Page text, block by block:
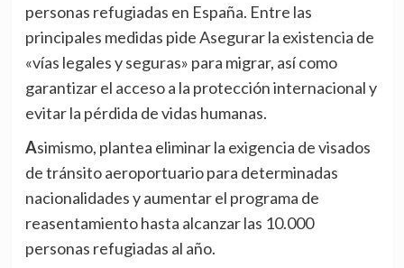
personas refugiadas en España. Entre las
principales medidas pide Asegurar la existencia de
«vías legales y seguras» para migrar, así como
garantizar el acceso a la protección internacional y
evitar la pérdida de vidas humanas.
Asimismo, plantea eliminar la exigencia de visados
de tránsito aeroportuario para determinadas
nacionalidades y aumentar el programa de
reasentamiento hasta alcanzar las 10.000
personas refugiadas al año.